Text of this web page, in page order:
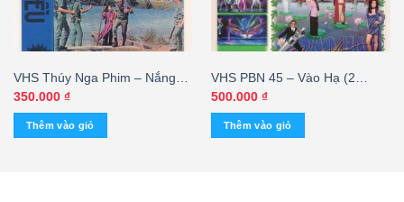
VHS Thúy Nga Phim – Nắng
Chiều – Thanh Nga – Hùng
Cường
350.000 ₫
Thêm vào giỏ
VHS PBN 45 – Vào Hạ (2
Tape) KGMG – cái
500.000 ₫
Thêm vào giỏ